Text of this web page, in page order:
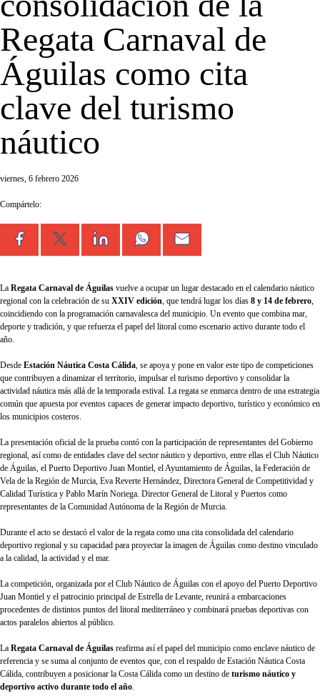
Regata Carnaval de
Águilas como cita
clave del turismo
náutico
viernes, 6 febrero 2026
Compártelo:
La Regata Carnaval de Águilas vuelve a ocupar un lugar destacado en el calendario náutico
regional con la celebración de su XXIV edición, que tendrá lugar los días 8 y 14 de febrero,
coincidiendo con la programación carnavalesca del municipio. Un evento que combina mar,
deporte y tradición, y que refuerza el papel del litoral como escenario activo durante todo el
año.
Desde Estación Náutica Costa Cálida, se apoya y pone en valor este tipo de competiciones
que contribuyen a dinamizar el territorio, impulsar el turismo deportivo y consolidar la
actividad náutica más allá de la temporada estival. La regata se enmarca dentro de una estrategia
común que apuesta por eventos capaces de generar impacto deportivo, turístico y económico en
los municipios costeros.
La presentación oficial de la prueba contó con la participación de representantes del Gobierno
regional, así como de entidades clave del sector náutico y deportivo, entre ellas el Club Náutico
de Águilas, el Puerto Deportivo Juan Montiel, el Ayuntamiento de Águilas, la Federación de
Vela de la Región de Murcia, Eva Reverte Hernández, Directora General de Competitividad y
Calidad Turística y Pablo Marín Noriega. Director General de Litoral y Puertos como
representantes de la Comunidad Autónoma de la Región de Murcia.
Durante el acto se destacó el valor de la regata como una cita consolidada del calendario
deportivo regional y su capacidad para proyectar la imagen de Águilas como destino vinculado
a la calidad, la actividad y el mar.
La competición, organizada por el Club Náutico de Águilas con el apoyo del Puerto Deportivo
Juan Montiel y el patrocinio principal de Estrella de Levante, reunirá a embarcaciones
procedentes de distintos puntos del litoral mediterráneo y combinará pruebas deportivas con
actos paralelos abiertos al público.
La Regata Carnaval de Águilas reafirma así el papel del municipio como enclave náutico de
referencia y se suma al conjunto de eventos que, con el respaldo de Estación Náutica Costa
Cálida, contribuyen a posicionar la Costa Cálida como un destino de turismo náutico y
deportivo activo durante todo el año.